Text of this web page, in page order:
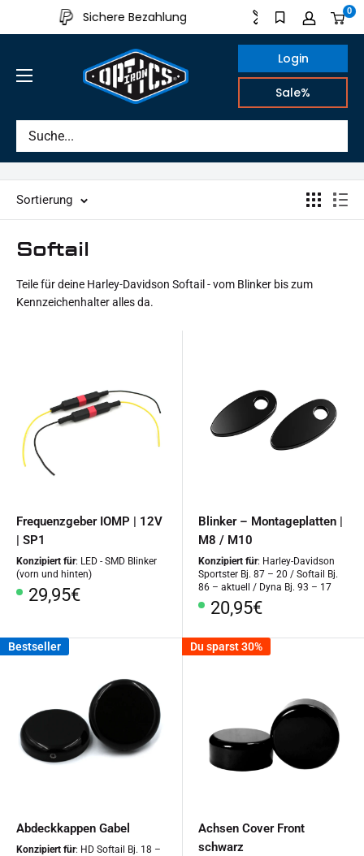
zum
Sichere Bezahlung Aus eigener 0
IRON
Login
Sale%
Sortierung
Softail
Teile für deine Harley-Davidson Softail - vom Blinker bis zum
Kennzeichenhalter alles da.
Frequenzgeber IOMP | 12V
| SP1
Konzipiert für: LED - SMD Blinker
(vorn und hinten)
Sonderpreis
29,95€
Blinker – Montageplatten |
M8 / M10
Konzipiert für: Harley-Davidson
Sportster Bj. 87 – 20 / Softail Bj.
86 – aktuell / Dyna Bj. 93 – 17
Sonderpreis
20,95€
Bestseller
Abdeckkappen Gabel
Konzipiert für: HD Softail Bj. 18 –
Du sparst 30%
Achsen Cover Front
schwarz